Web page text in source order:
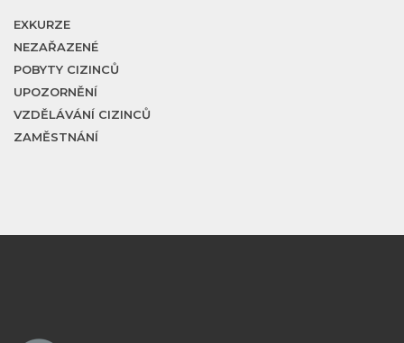
EXKURZE
NEZAŘAZENÉ
POBYTY CIZINCŮ
UPOZORNĚNÍ
VZDĚLÁVÁNÍ CIZINCŮ
ZAMĚSTNÁNÍ